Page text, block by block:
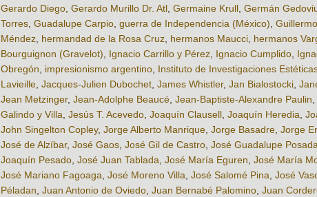
Gerardo Diego, Gerardo Murillo Dr. Atl, Germaine Krull, Germán
Torres, Guadalupe Carpio, guerra de Independencia (México),
Méndez, hermandad de la Rosa Cruz, hermanos Maucci, hermanos
Bourguignon (Gravelot), Ignacio Carrillo y Pérez, Ignacio Cumplido,
Obregón, impresionismo argentino, Instituto de Investigaciones
Lavieille, Jacques-Julien Dubochet, James Whistler, Jan Bialostocki,
Jean Metzinger, Jean-Adolphe Beaucé, Jean-Baptiste-Alexandre Paulin,
Galindo y Villa, Jesús T. Acevedo, Joaquín Clausell, Joaquín Heredia,
John Singelton Copley, Jorge Alberto Manrique, Jorge Basadre, Jorge
José de Alzíbar, José Gaos, José Gil de Castro, José Guadalupe
Joaquín Pesado, José Juan Tablada, José María Eguren, José María
José Mariano Fagoaga, José Moreno Villa, José Salomé Pina, José
Péladan, Juan Antonio de Oviedo, Juan Bernabé Palomino, Juan